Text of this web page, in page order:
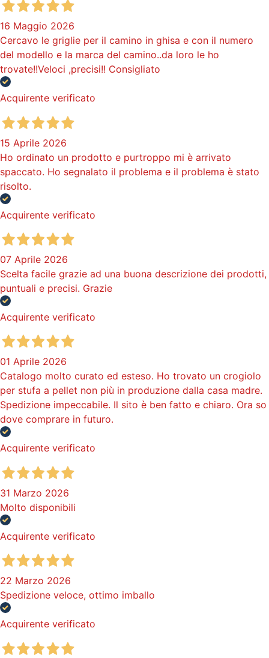
16 Maggio 2026
Cercavo le griglie per il camino in ghisa e con il numero
del modello e la marca del camino..da loro le ho
trovate!!Veloci ,precisi!! Consigliato
Acquirente verificato
15 Aprile 2026
Ho ordinato un prodotto e purtroppo mi è arrivato
spaccato. Ho segnalato il problema e il problema è stato
risolto.
Acquirente verificato
07 Aprile 2026
Scelta facile grazie ad una buona descrizione dei prodotti,
puntuali e precisi. Grazie
Acquirente verificato
01 Aprile 2026
Catalogo molto curato ed esteso. Ho trovato un crogiolo
per stufa a pellet non più in produzione dalla casa madre.
Spedizione impeccabile. Il sito è ben fatto e chiaro. Ora so
dove comprare in futuro.
Acquirente verificato
31 Marzo 2026
Molto disponibili
Acquirente verificato
22 Marzo 2026
Spedizione veloce, ottimo imballo
Acquirente verificato